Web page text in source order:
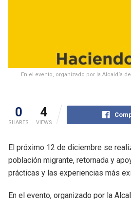
En el evento, organizado por la Alcaldía
0
SHARES
4
VIEWS
El próximo 12 de diciembre se
población migrante, retornada y
prácticas y las experiencias más
En el evento, organizado por la